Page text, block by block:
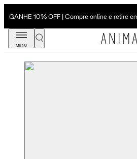
GANHE 10% OFF | Compre online e retire
MENU